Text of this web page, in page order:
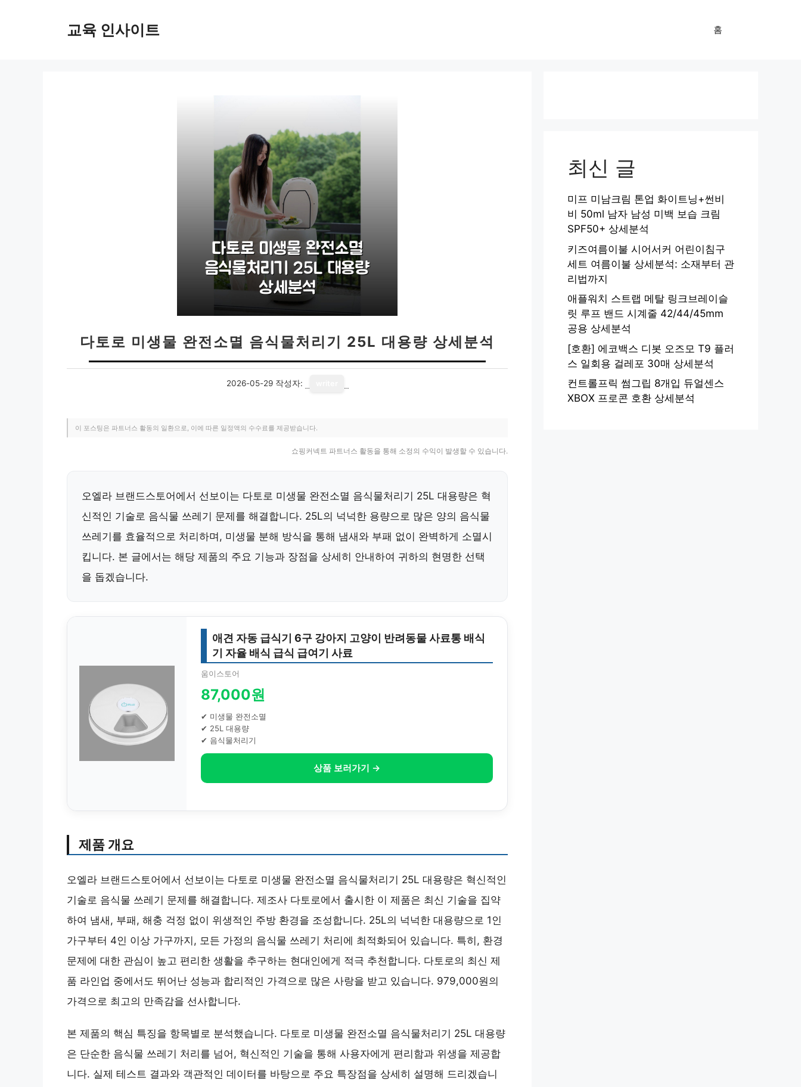
교육 인사이트 홈
다토로 미생물 완전소멸 음식물처리기 25L 대용량 상세분석
2026-05-29 작성자:
이 포스팅은 파트너스 활동의 일환으로, 이에 따른 일정액의 수수료를 제공받습니다.
쇼핑커넥트 파트너스 활동을 통해 소정의 수익이 발생할 수 있습니다.
오엘라 브랜드스토어에서 선보이는 다토로 미생물 완전소멸 음식물처리기 25L 대용량은 혁
신적인 기술로 음식물 쓰레기 문제를 해결합니다. 25L의 넉넉한 용량으로 많은 양의 음식물
쓰레기를 효율적으로 처리하며, 미생물 분해 방식을 통해 냄새와 부패 없이 완벽하게 소멸시
킵니다. 본 글에서는 해당 제품의 주요 기능과 장점을 상세히 안내하여 귀하의 현명한 선택
을 돕겠습니다.
애견 자동 급식기 6구 강아지 고양이 반려동물 사료통 배식
기 자율 배식 급식 급여기 사료
움이스토어
87,000원
✔ 미생물 완전소멸
✔ 25L 대용량
✔ 음식물처리기
상품 보러가기 →
제품 개요
오엘라 브랜드스토어에서 선보이는 다토로 미생물 완전소멸 음식물처리기 25L 대용량은 혁신적인
기술로 음식물 쓰레기 문제를 해결합니다. 제조사 다토로에서 출시한 이 제품은 최신 기술을 집약
하여 냄새, 부패, 해충 걱정 없이 위생적인 주방 환경을 조성합니다. 25L의 넉넉한 대용량으로 1인
가구부터 4인 이상 가구까지, 모든 가정의 음식물 쓰레기 처리에 최적화되어 있습니다. 특히, 환경
문제에 대한 관심이 높고 편리한 생활을 추구하는 현대인에게 적극 추천합니다. 다토로의 최신 제
품 라인업 중에서도 뛰어난 성능과 합리적인 가격으로 많은 사랑을 받고 있습니다. 979,000원의
가격으로 최고의 만족감을 선사합니다.
본 제품의 핵심 특징을 항목별로 분석했습니다. 다토로 미생물 완전소멸 음식물처리기 25L 대용량
은 단순한 음식물 쓰레기 처리를 넘어, 혁신적인 기술을 통해 사용자에게 편리함과 위생을 제공합
니다. 실제 테스트 결과와 객관적인 데이터를 바탕으로 주요 특장점을 상세히 설명해 드리겠습니
최신 글
미프 미남크림 톤업 화이트닝+썬비
비 50ml 남자 남성 미백 보습 크림
SPF50+ 상세분석
키즈여름이불 시어서커 어린이침구
세트 여름이불 상세분석: 소재부터 관
리법까지
애플워치 스트랩 메탈 링크브레이슬
릿 루프 밴드 시계줄 42/44/45mm
공용 상세분석
[호환] 에코백스 디봇 오즈모 T9 플러
스 일회용 걸레포 30매 상세분석
컨트롤프릭 썸그립 8개입 듀얼센스
XBOX 프로콘 호환 상세분석